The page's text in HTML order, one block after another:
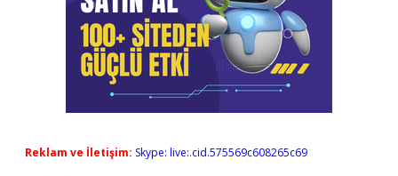
Reklam ve İletişim: Skype: live:.cid.575569c608265c69